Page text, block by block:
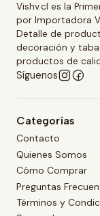
Vishv.cl es la
por Importadora
Detalle de
decoración y
productos de
Síguenos
Categorías
Contacto
Quienes Somos
Cómo Comprar
Preguntas
Términos y